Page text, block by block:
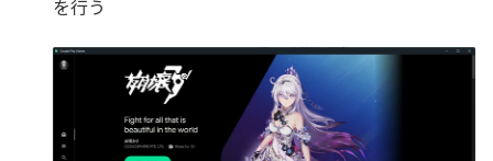
を行う